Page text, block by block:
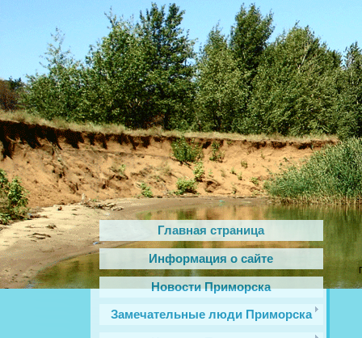
Главная страница
Информация о сайте
Новости Приморска
Замечательные люди Приморска